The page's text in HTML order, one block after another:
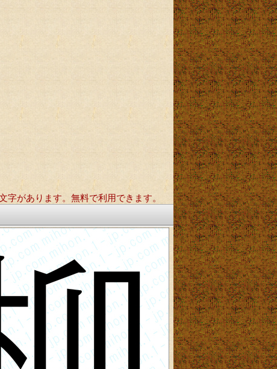
字があります。無料で利用できます。